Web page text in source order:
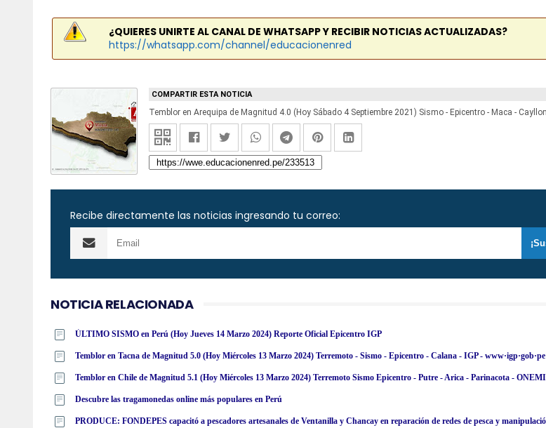
¿QUIERES UNIRTE AL CANAL DE WHATSAPP Y RECIBIR NOTICIAS ACTUALIZADAS?
https://whatsapp.com/channel/educacionenred
COMPARTIR ESTA NOTICIA
Recibe directamente las noticias ingresando tu correo:
NOTICIA RELACIONADA
ÚLTIMO SISMO en Perú (Hoy Jueves 14 Marzo 2024) Reporte Oficial Epicentro IGP
Temblor en Tacna de Magnitud 5.0 (Hoy Miércoles 13 Marzo 2024) Terremoto - Sismo - Epicentro - Calana - IGP - www·igp·gob·pe
Descubre las tragamonedas online más populares en Perú